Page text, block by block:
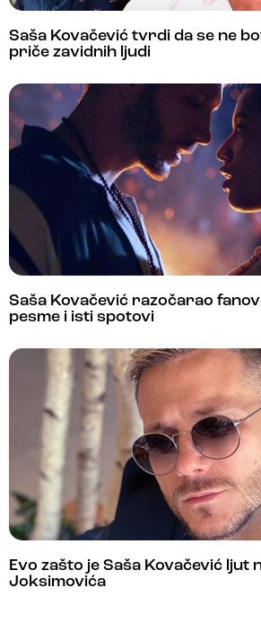
Saša Kovačević tvrdi da se ne
priče zavidnih ljudi
Saša Kovačević razočarao
pesme i isti spotovi
Evo zašto je Saša Kovačević ljut
Joksimovića